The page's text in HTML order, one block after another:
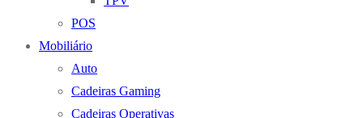
POS
Mobiliário
Auto
Cadeiras Gaming
Cadeiras Operativas